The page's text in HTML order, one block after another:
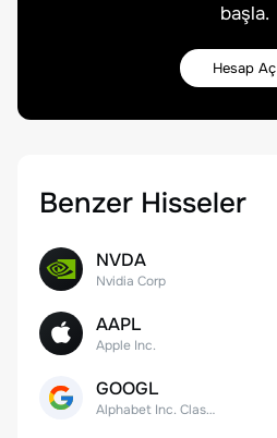
başla.
Hesap Aç
Benzer Hisseler
NVDA
Nvidia Corp
AAPL
Apple Inc.
GOOGL
Alphabet Inc. Class A Common Stock